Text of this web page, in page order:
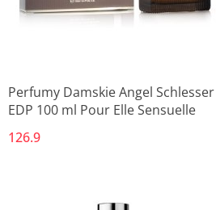
Perfumy Damskie Angel Schlesser
EDP 100 ml Pour Elle Sensuelle
126.9